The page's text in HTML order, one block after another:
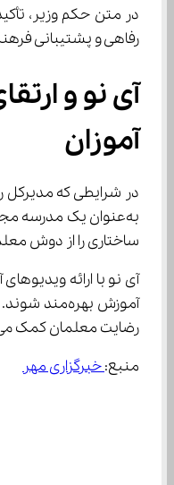
رفاهی و پشتیبانی فرهنگیان با رویکرد داده‌محور و نظارت مؤثر اجرا شود، می‌توان انتظار
‌آموزان
در شرایطی که مدیرکل رفاه و پشتیبانی
ساختاری را از دوش معلمان و
رضایت معلمان کمک
منبع: خبرگزاری مهر